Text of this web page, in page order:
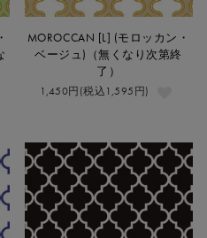
MOROCCAN [L] (モロッカン・
ベージュ)（無くなり次第終
了）
1,450円(税込1,595円)